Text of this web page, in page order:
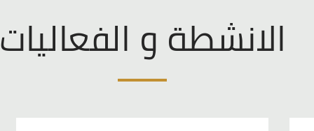
الانشطة و الفعاليات